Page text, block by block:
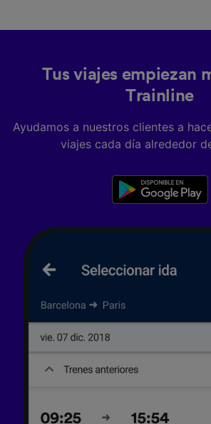
Tus viajes empiezan
Trainline
Ayudamos a nuestros clientes a
viajes cada día alrededor